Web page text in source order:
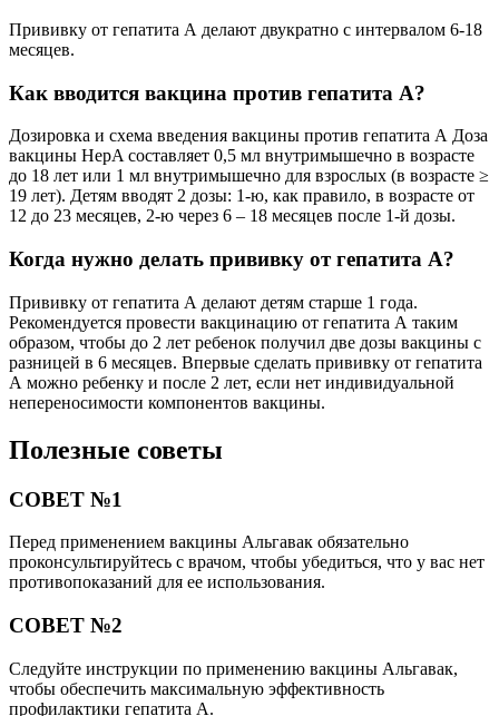
Прививку от гепатита А делают двукратно с интервалом 6-18
месяцев.
Как вводится вакцина против гепатита А?
Дозировка и схема введения вакцины против гепатита А Доза
вакцины HepA составляет 0,5 мл внутримышечно в возрасте
до 18 лет или 1 мл внутримышечно для взрослых (в возрасте ≥
19 лет). Детям вводят 2 дозы: 1-ю, как правило, в возрасте от
12 до 23 месяцев, 2-ю через 6 – 18 месяцев после 1-й дозы.
Когда нужно делать прививку от гепатита А?
Прививку от гепатита А делают детям старше 1 года.
Рекомендуется провести вакцинацию от гепатита А таким
образом, чтобы до 2 лет ребенок получил две дозы вакцины с
разницей в 6 месяцев. Впервые сделать прививку от гепатита
А можно ребенку и после 2 лет, если нет индивидуальной
непереносимости компонентов вакцины.
Полезные советы
СОВЕТ №1
Перед применением вакцины Альгавак обязательно
проконсультируйтесь с врачом, чтобы убедиться, что у вас нет
противопоказаний для ее использования.
СОВЕТ №2
Следуйте инструкции по применению вакцины Альгавак,
чтобы обеспечить максимальную эффективность
профилактики гепатита A.